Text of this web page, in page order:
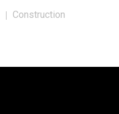
Construction